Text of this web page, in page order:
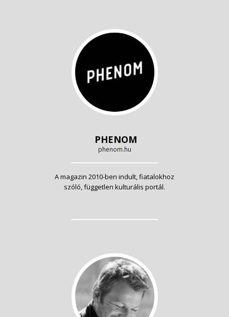
PHENOM
phenom.hu
A magazin 2010-ben indult, fiatalokhoz
szóló, független kulturális portál.